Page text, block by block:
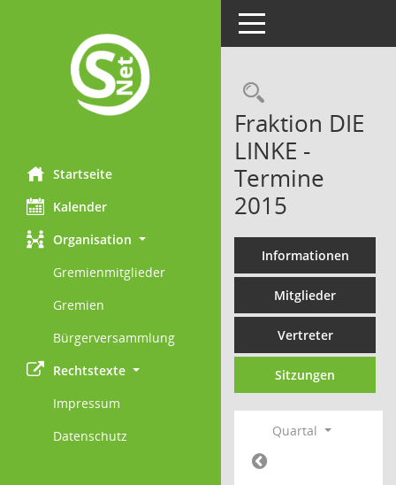
Startseite
Kalender
Organisation
Gremienmitglieder
Gremien
Bürgerversammlung
Rechtstexte
Impressum
Datenschutz
Toggle navigation
Fraktion DIE
LINKE -
Termine
2015
Informationen
Mitglieder
Vertreter
Sitzungen
Quartal